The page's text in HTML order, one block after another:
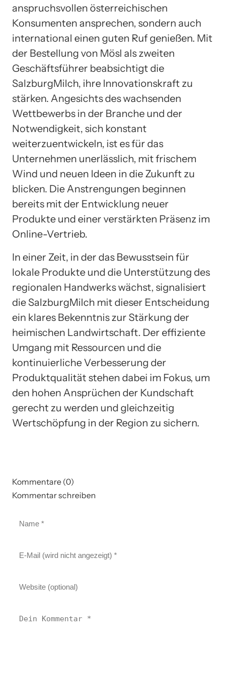
anspruchsvollen österreichischen
Konsumenten ansprechen, sondern auch
international einen guten Ruf genießen. Mit
der Bestellung von Mösl als zweiten
Geschäftsführer beabsichtigt die
SalzburgMilch, ihre Innovationskraft zu
stärken. Angesichts des wachsenden
Wettbewerbs in der Branche und der
Notwendigkeit, sich konstant
weiterzuentwickeln, ist es für das
Unternehmen unerlässlich, mit frischem
Wind und neuen Ideen in die Zukunft zu
blicken. Die Anstrengungen beginnen
bereits mit der Entwicklung neuer
Produkte und einer verstärkten Präsenz im
Online-Vertrieb.
In einer Zeit, in der das Bewusstsein für
lokale Produkte und die Unterstützung des
regionalen Handwerks wächst, signalisiert
die SalzburgMilch mit dieser Entscheidung
ein klares Bekenntnis zur Stärkung der
heimischen Landwirtschaft. Der effiziente
Umgang mit Ressourcen und die
kontinuierliche Verbesserung der
Produktqualität stehen dabei im Fokus, um
den hohen Ansprüchen der Kundschaft
gerecht zu werden und gleichzeitig
Wertschöpfung in der Region zu sichern.
Kommentare (0)
Kommentar schreiben